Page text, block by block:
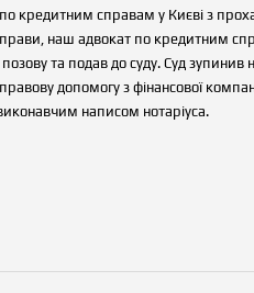
по кредитним справам у Києві з
наш адвокат по кредитним
та подав до суду. Суд зупинив
допомогу з фінансової
написом нотаріуса.